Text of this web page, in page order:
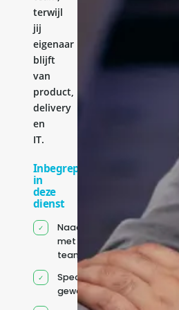
terwijl
jij
eigenaar
blijft
van
product,
delivery
en
IT.
Inbegrepen
in
deze
dienst
Naadloze integratie
met jouw bestaande
team
Specifiek voor jou
geworven profiel